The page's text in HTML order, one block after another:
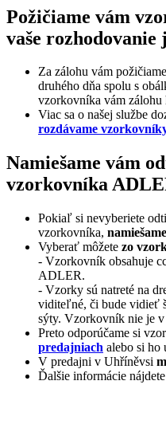
Požičiame vám
vaše rozhodovanie
Za zálohu vám
druhého dňa spolu s
vzorkovníka vám zálohu
Viac sa o našej službe
rozdávame
Namiešame vám
vzorkovníka
Pokiaľ si nevyberiete
vzorkovníka,
Vyberať môžete zo
- Vzorkovník obsahuje
ADLER.
- Vzorky sú natreté na
viditeľné, či bude vidieť
sýty. Vzorkovník nie je
Preto odporúčame si
predajniach alebo si ho
V predajni v Uhříněvsi
Ďalšie informácie